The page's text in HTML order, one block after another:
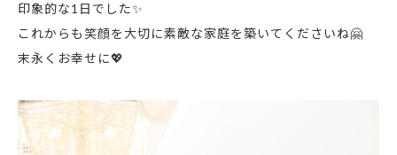
印象的な1日でした✨
これからも笑顔を大切に素敵な家庭を築いてくださいね🤗
末永くお幸せに💖